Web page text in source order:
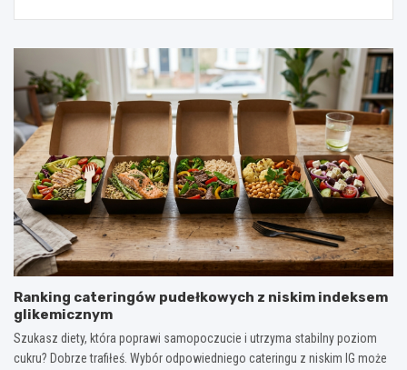
Ranking cateringów pudełkowych z niskim indeksem
glikemicznym
Szukasz diety, która poprawi samopoczucie i utrzyma stabilny poziom
cukru? Dobrze trafiłeś. Wybór odpowiedniego cateringu z niskim IG może